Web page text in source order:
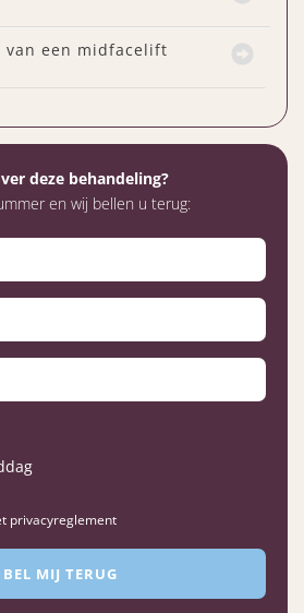
een midfacelift
deze behandeling?
en wij bellen u terug:
privacyreglement